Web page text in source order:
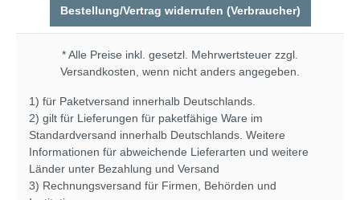
Bestellung/Vertrag widerrufen (Verbraucher)
* Alle Preise inkl. gesetzl. Mehrwertsteuer zzgl.
Versandkosten , wenn nicht anders angegeben.
1) für Paketversand innerhalb Deutschlands.
2) gilt für Lieferungen für paketfähige Ware im
Standardversand innerhalb Deutschlands. Weitere
Informationen für abweichende Lieferarten und weitere
Länder unter Bezahlung und Versand
3) Rechnungsversand für Firmen, Behörden und